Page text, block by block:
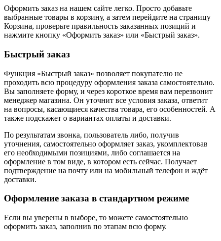
Оформить заказ на нашем сайте легко. Просто добавьте
выбранные товары в корзину, а затем перейдите на страницу
Корзина, проверьте правильность заказанных позиций и
нажмите кнопку «Оформить заказ» или «Быстрый заказ».
Быстрый заказ
Функция «Быстрый заказ» позволяет покупателю не
проходить всю процедуру оформления заказа самостоятельно.
Вы заполняете форму, и через короткое время вам перезвонит
менеджер магазина. Он уточнит все условия заказа, ответит
на вопросы, касающиеся качества товара, его особенностей. А
также подскажет о вариантах оплаты и доставки.
По результатам звонка, пользователь либо, получив
уточнения, самостоятельно оформляет заказ, укомплектовав
его необходимыми позициями, либо соглашается на
оформление в том виде, в котором есть сейчас. Получает
подтверждение на почту или на мобильный телефон и ждёт
доставки.
Оформление заказа в стандартном режиме
Если вы уверены в выборе, то можете самостоятельно
оформить заказ, заполнив по этапам всю форму.